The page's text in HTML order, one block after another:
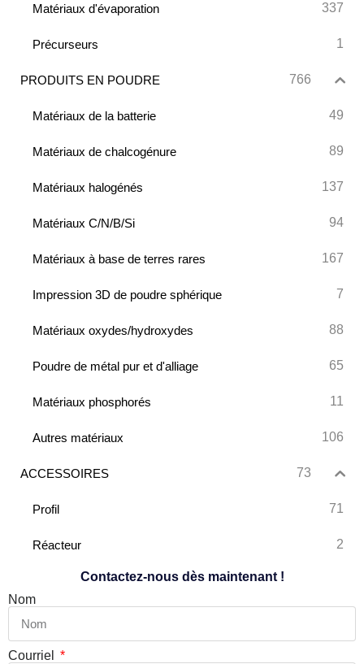
Matériaux d'évaporation 337
Précurseurs 1
PRODUITS EN POUDRE 766
Matériaux de la batterie 49
Matériaux de chalcogénure 89
Matériaux halogénés 137
Matériaux C/N/B/Si 94
Matériaux à base de terres rares 167
Impression 3D de poudre sphérique 7
Matériaux oxydes/hydroxydes 88
Poudre de métal pur et d'alliage 65
Matériaux phosphorés 11
Autres matériaux 106
ACCESSOIRES 73
Profil 71
Réacteur 2
Contactez-nous dès maintenant !
Nom
Courriel